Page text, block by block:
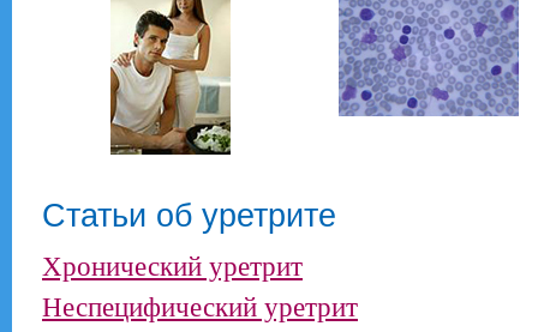
Статьи об уретрите
Хронический уретрит
Неспецифический уретрит